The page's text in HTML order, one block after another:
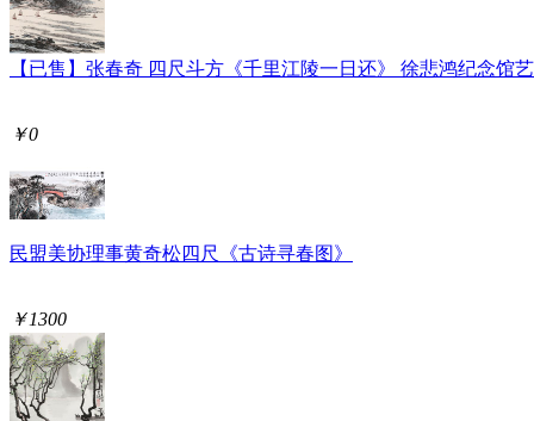
【已售】张春奇 四尺斗方《千里江陵一日还》 徐悲鸿纪念馆
￥0
民盟美协理事黄奇松四尺《古诗寻春图》
￥1300